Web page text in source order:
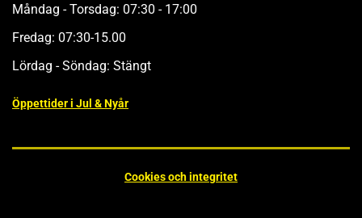
Måndag - Torsdag: 07:30 - 17:00
Fredag: 07:30-15.00
Lördag - Söndag: Stängt
Öppettider i Jul & Nyår
Cookies och integritet